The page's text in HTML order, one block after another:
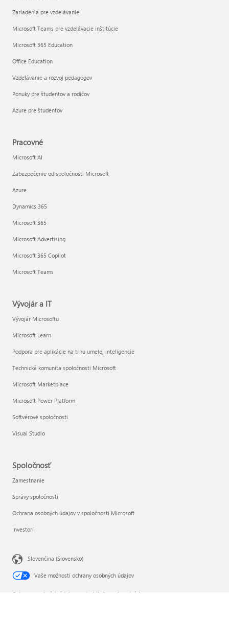
Zariadenia pre vzdelávanie
Microsoft Teams pre vzdelávacie inštitúcie
Microsoft 365 Education
Office Education
Vzdelávanie a rozvoj pedagógov
Ponuky pre študentov a rodičov
Azure pre študentov
Pracovné
Microsoft AI
Zabezpečenie od spoločnosti Microsoft
Azure
Dynamics 365
Microsoft 365
Microsoft Advertising
Microsoft 365 Copilot
Microsoft Teams
Vývojár a IT
Vývojár Microsoftu
Microsoft Learn
Podpora pre aplikácie na trhu umelej inteligencie
Technická komunita spoločnosti Microsoft
Microsoft Marketplace
Microsoft Power Platform
Softvérové spoločnosti
Visual Studio
Spoločnosť
Zamestnanie
Správy spoločnosti
Ochrana osobných údajov v spoločnosti Microsoft
Investori
Slovenčina (Slovensko)
Vaše možnosti ochrany osobných údajov
Ochrana osobných údajov spotrebiteľa v zdravotníctve